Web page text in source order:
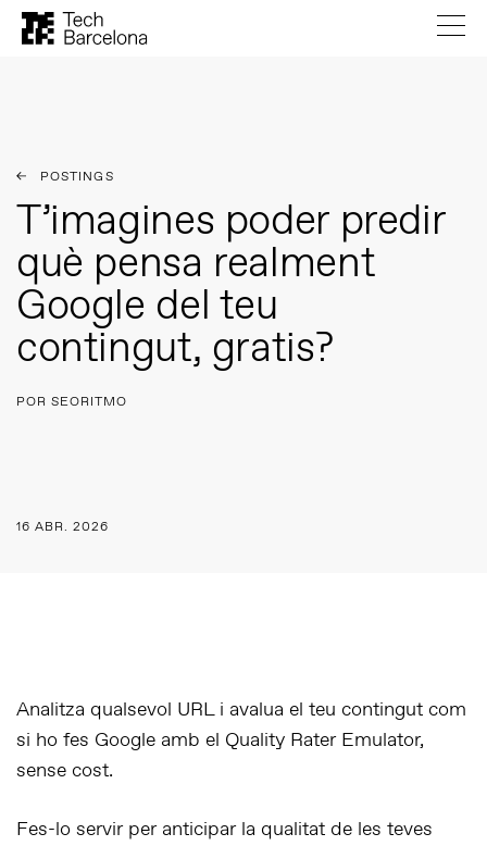
POSTINGS
T’imagines poder predir
què pensa realment
Google del teu
contingut, gratis?
POR SEORITMO
16 ABR. 2026
Analitza qualsevol URL i avalua el teu contingut com
si ho fes Google amb el Quality Rater Emulator,
sense cost.
Fes-lo servir per anticipar la qualitat de les teves